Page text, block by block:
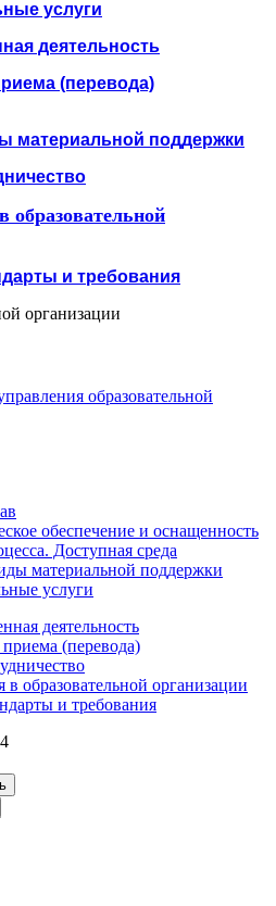
услуги
деятельность
(перевода)
материальной поддержки
образовательной
и требования
организации
образовательной
обеспечение и оснащенность
Доступная среда
материальной поддержки
услуги
деятельность
(перевода)
образовательной организации
и требования